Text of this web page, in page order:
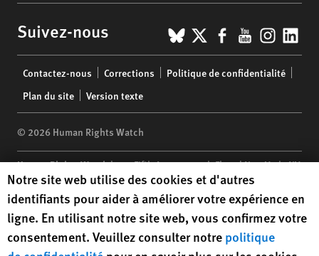
Suivez-nous BlueSky
X Facebook
YouTube
menu
Contactez-nous Corrections
Politique de confidentialité
Plan du site
Version texte
© 2026 Human Rights Watch
Human Rights Watch| 350 Fifth Avenue, 34th Floor | New York,NY
10118-3299USA |t1.212.290.4700
Human Rights Watchis a 501(C)(3) nonprofit registered in the US
under EIN: 13-2875808
Human Rights Watch cookie preferences
Notre site web utilise des cookies et d'autres
identifiants pour aider à améliorer votre expérience en
ligne. En utilisant notre site web, vous confirmez votre
consentement. Veuillez consulter notre politique